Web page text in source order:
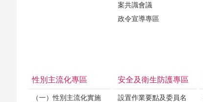
案共識會議
政令宣導專區
性別主流化專區
（一）性別主流化實施
安全及衛生防護專區
設置作業要點及委員名